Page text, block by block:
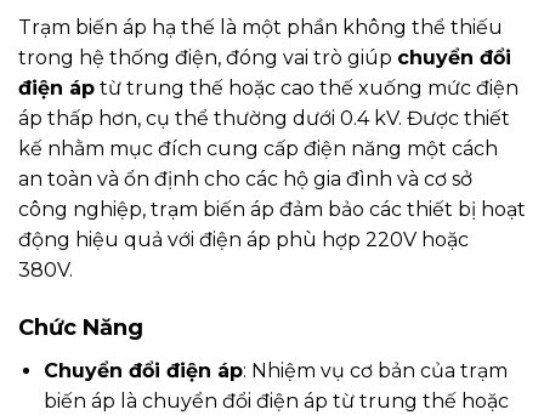
Trạm biến áp hạ thế là một phần không thể thiếu
trong hệ thống điện, đóng vai trò giúp chuyển đổi
điện áp từ trung thế hoặc cao thế xuống mức điện
áp thấp hơn, cụ thể thường dưới 0.4 kV. Được thiết
kế nhằm mục đích cung cấp điện năng một cách
an toàn và ổn định cho các hộ gia đình và cơ sở
công nghiệp, trạm biến áp đảm bảo các thiết bị hoạt
động hiệu quả với điện áp phù hợp 220V hoặc
380V.
Chức Năng
Chuyển đổi điện áp: Nhiệm vụ cơ bản của trạm
biến áp là chuyển đổi điện áp từ trung thế hoặc